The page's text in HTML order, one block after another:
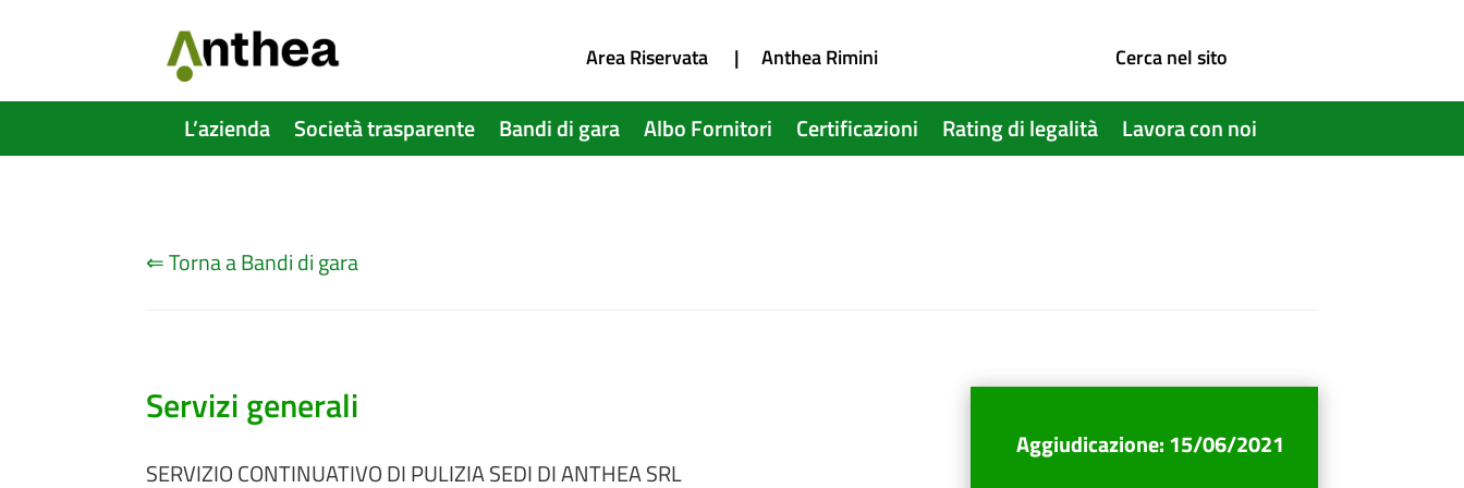
Area Riservata | Anthea Rimini Cerca nel sito
L’azienda Società trasparente Bandi di gara Albo Fornitori Certificazioni Rating di legalità Lavora con noi
⇐ Torna a Bandi di gara
Servizi generali
SERVIZIO CONTINUATIVO DI PULIZIA SEDI DI ANTHEA SRL
Aggiudicazione:15/06/2021